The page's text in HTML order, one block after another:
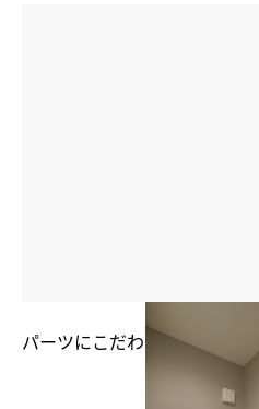
パーツにこだわったゆったり